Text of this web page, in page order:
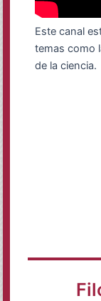
Este canal
temas como
de la ciencia.